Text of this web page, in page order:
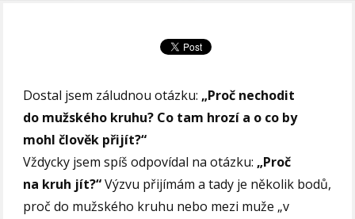
Dostal jsem záludnou otázku:„Proč nechodit
do mužského kruhu? Co tam hrozí a o co by
mohl člověk přijít?“
Vždycky jsem spíš odpovídal na otázku:„Proč
na kruh jít?“Výzvu přijímám a tady je několik bodů,
proč do mužského kruhu nebo mezi muže „v